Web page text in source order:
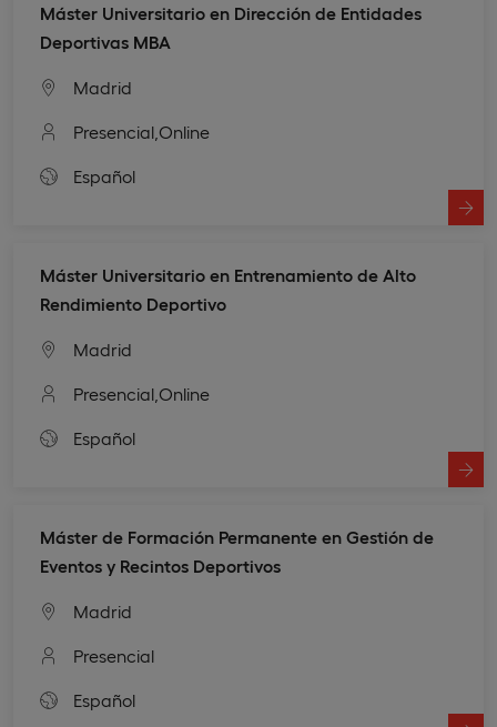
Máster Universitario en Dirección de Entidades
Deportivas MBA
Madrid
Presencial, Online
Español
Máster Universitario en Entrenamiento de Alto
Rendimiento Deportivo
Madrid
Presencial, Online
Español
Máster de Formación Permanente en Gestión de
Eventos y Recintos Deportivos
Madrid
Presencial
Español